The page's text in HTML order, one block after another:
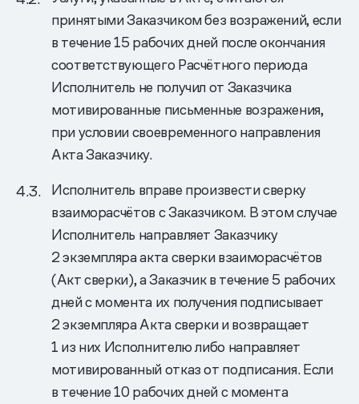
принятыми Заказчиком без возражений, если
в течение 15 рабочих дней после окончания
соответствующего Расчётного периода
Исполнитель не получил от Заказчика
мотивированные письменные возражения,
при условии своевременного направления
Акта Заказчику.
Исполнитель вправе произвести сверку
взаиморасчётов с Заказчиком. В этом случае
Исполнитель направляет Заказчику
2 экземпляра акта сверки взаиморасчётов
(Акт сверки), а Заказчик в течение 5 рабочих
дней с момента их получения подписывает
2 экземпляра Акта сверки и возвращает
1 из них Исполнителю либо направляет
мотивированный отказ от подписания. Если
в течение 10 рабочих дней с момента